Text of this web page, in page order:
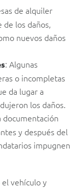
de alquiler
de los daños,
nuevos daños
: Algunas
o incompletas
da lugar a
los daños.
documentación
y después del
impugnen
vehículo y